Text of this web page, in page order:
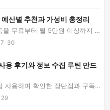
산별 추천과 가성비 총정리
무료부터 월 5만원 이상까지 예
·뉴스·클라우드·전문...
30
용 후기와 정보 수집 루틴 만드
사용하며 확인한 장단점과 구독
정보 수집 루틴, 무료 ...